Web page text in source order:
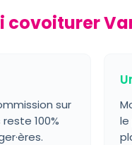
covoiturer
sur
100%
le